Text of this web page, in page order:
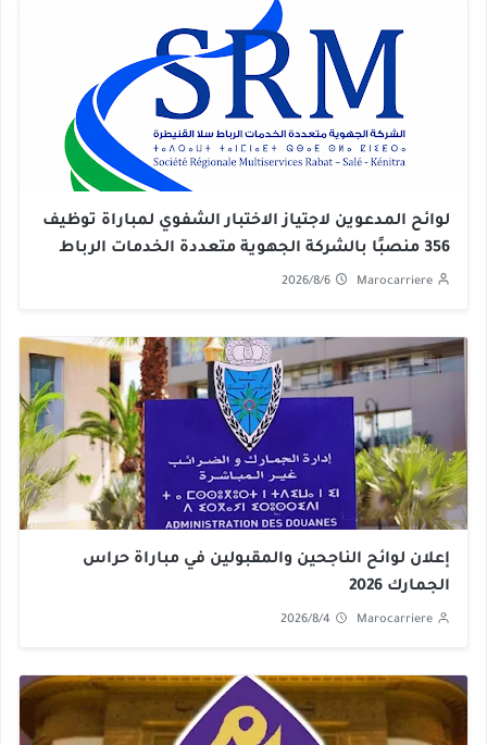
لوائح المدعوين لاجتياز الاختبار الشفوي لمباراة توظيف
356 منصبًا بالشركة الجهوية متعددة الخدمات الرباط
سلا القنيطرة 2026
Marocarriere
2026/8/6
إعلان لوائح الناجحين والمقبولين في مباراة حراس
الجمارك 2026
Marocarriere
2026/8/4